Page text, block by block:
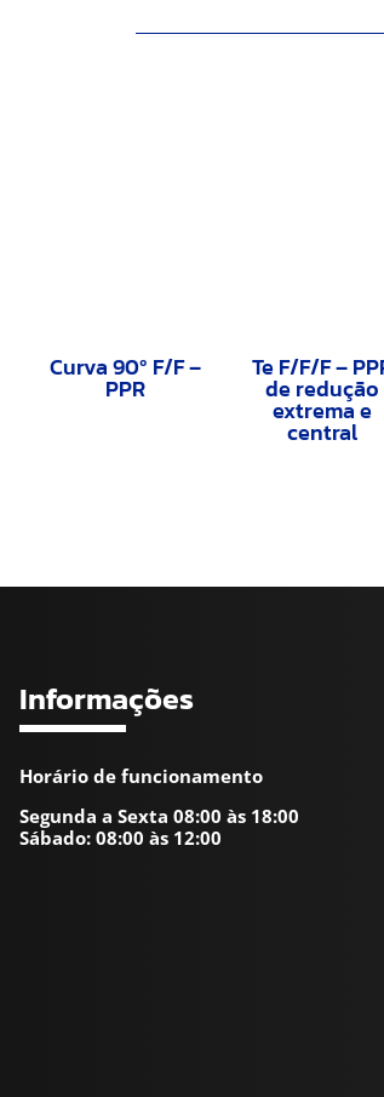
Curva 90º F/F –
PPR
Te F/F/F –
de redução
extrema e
central
Informações
Horário de funcionamento
Segunda a Sexta 08:00 às 18:00
Sábado: 08:00 às 12:00